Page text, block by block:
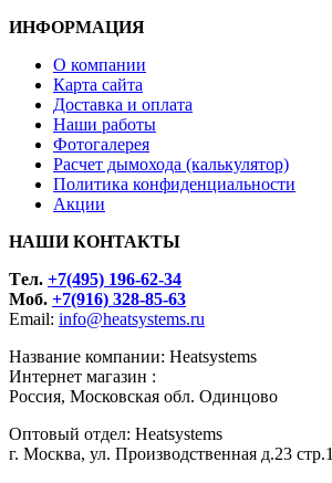
ИНФОРМАЦИЯ
О компании
Карта сайта
Доставка и оплата
Наши работы
Фотогалерея
Расчет дымохода (калькулятор)
Политика конфиденциальности
Акции
НАШИ КОНТАКТЫ
Tел. +7(495) 196-62-34
Моб. +7(916) 328-85-63
Email: info@heatsystems.ru
Название компании: Heatsystems
Интернет магазин :
Россия, Московская обл. Одинцово
Оптовый отдел: Heatsystems
г. Москва, ул. Производственная д.23 стр.1